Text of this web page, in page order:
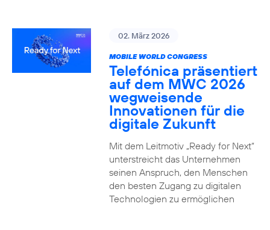
02. März 2026
MOBILE WORLD CONGRESS
Telefónica präsentiert
auf dem MWC 2026
wegweisende
Innovationen für die
digitale Zukunft
Mit dem Leitmotiv „Ready for Next“
unterstreicht das Unternehmen
seinen Anspruch, den Menschen
den besten Zugang zu digitalen
Technologien zu ermöglichen